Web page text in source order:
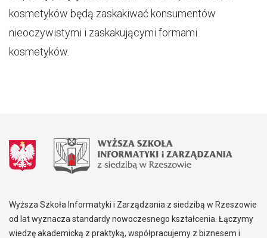
kosmetyków będą zaskakiwać konsumentów
nieoczywistymi i zaskakującymi formami
kosmetyków.
Wyższa Szkoła Informatyki i Zarządzania z siedzibą w Rzeszowie
od lat wyznacza standardy nowoczesnego kształcenia. Łączymy
wiedzę akademicką z praktyką, współpracujemy z biznesem i